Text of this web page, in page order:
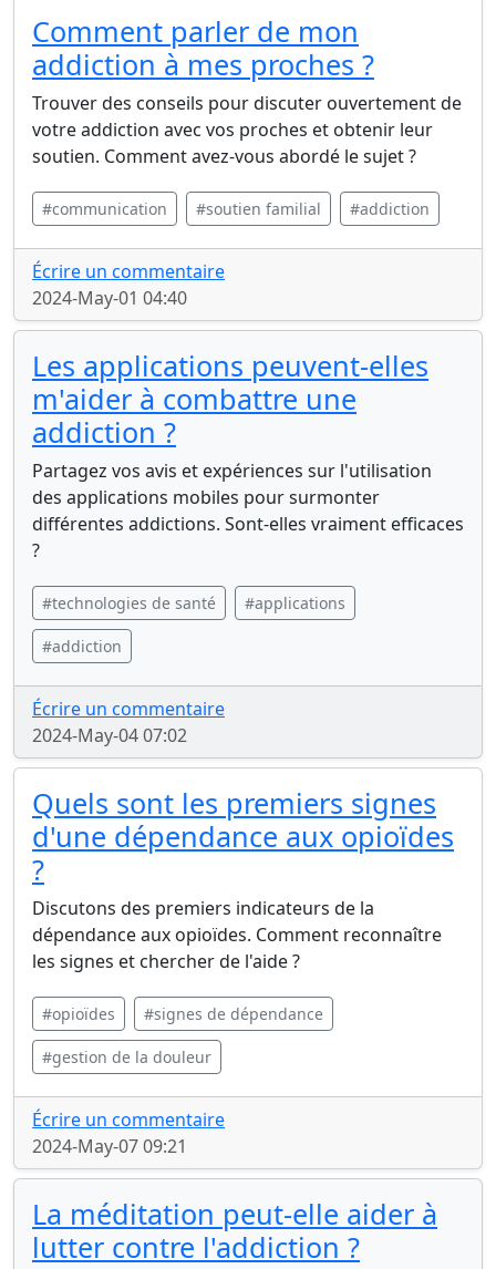
Comment parler de mon
addiction à mes proches ?
Trouver des conseils pour discuter ouvertement de
votre addiction avec vos proches et obtenir leur
soutien. Comment avez-vous abordé le sujet ?
#communication #soutien familial #addiction
Écrire un commentaire
2024-May-01 04:40
Les applications peuvent-elles
m'aider à combattre une
addiction ?
Partagez vos avis et expériences sur l'utilisation
des applications mobiles pour surmonter
différentes addictions. Sont-elles vraiment efficaces
?
#technologies de santé #applications
#addiction
Écrire un commentaire
2024-May-04 07:02
Quels sont les premiers signes
d'une dépendance aux opioïdes
?
Discutons des premiers indicateurs de la
dépendance aux opioïdes. Comment reconnaître
les signes et chercher de l'aide ?
#opioïdes #signes de dépendance
#gestion de la douleur
Écrire un commentaire
2024-May-07 09:21
La méditation peut-elle aider à
lutter contre l'addiction ?